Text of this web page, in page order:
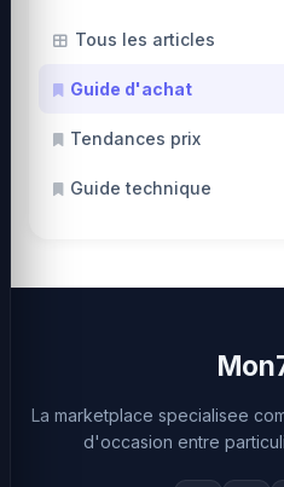
Tous les articles
Guide d'achat
Tendances prix
Guide technique
La marketplace specialisee
d'occasion entre